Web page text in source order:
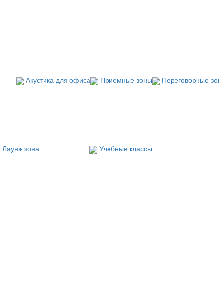
Переговорные
Приемные зоны
Акустика для офиса
Учебные классы
Лаунж зона